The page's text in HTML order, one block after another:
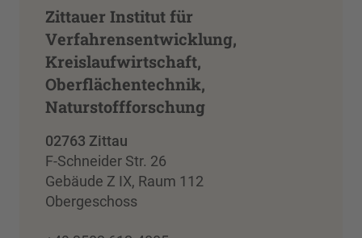
Zittauer Institut für
Verfahrensentwicklung,
Kreislaufwirtschaft,
Oberflächentechnik,
Naturstoffforschung
02763 Zittau
F-Schneider Str. 26
Gebäude Z IX, Raum 112
Obergeschoss